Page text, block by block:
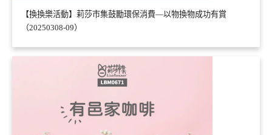
【換換樂活動】莉莎市集鼓勵環保消費—以物換物成功有賞
（20250308-09）